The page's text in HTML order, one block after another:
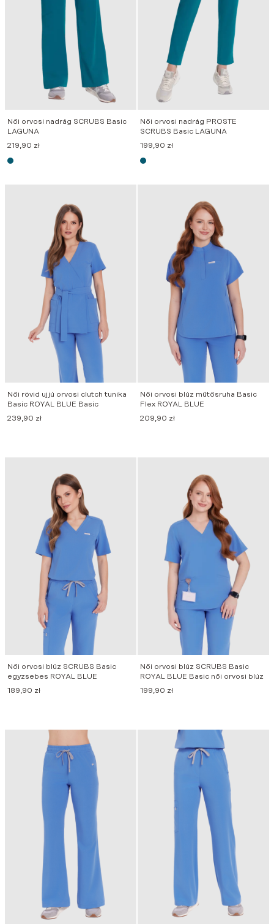
Női orvosi nadrág SCRUBS Basic
LAGUNA
219,90 zł
Női orvosi nadrág PROSTE
SCRUBS Basic LAGUNA
199,90 zł
Női rövid ujjú orvosi clutch tunika
Basic ROYAL BLUE Basic
239,90 zł
Női orvosi blúz műtősruha Basic
Flex ROYAL BLUE
209,90 zł
Női orvosi blúz SCRUBS Basic
egyzsebes ROYAL BLUE
189,90 zł
Női orvosi blúz SCRUBS Basic
ROYAL BLUE Basic női orvosi blúz
199,90 zł